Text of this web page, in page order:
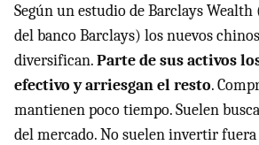
Según un estudio de Barclays Wealth
del banco Barclays) los nuevos
diversifican.Parte de sus activos
efectivo y arriesgan el resto.
mantienen poco tiempo. Suelen
del mercado. No suelen invertir